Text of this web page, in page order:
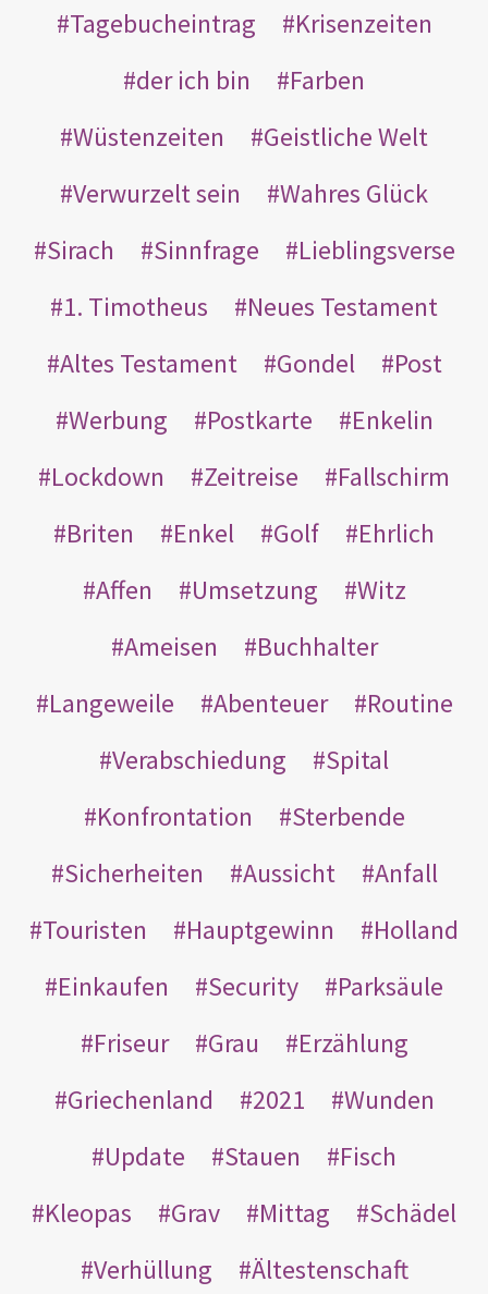
Tagebucheintrag
Krisenzeiten
der ich bin
Farben
Wüstenzeiten
Geistliche Welt
Verwurzelt sein
Wahres Glück
Sirach
Sinnfrage
Lieblingsverse
1. Timotheus
Neues Testament
Altes Testament
Gondel
Post
Werbung
Postkarte
Enkelin
Lockdown
Zeitreise
Fallschirm
Briten
Enkel Golf
Ehrlich
Affen
Umsetzung
Witz
Ameisen
Buchhalter
Langeweile
Abenteuer
Routine
Verabschiedung
Spital
Konfrontation
Sterbende
Sicherheiten
Aussicht
Anfall
Touristen
Hauptgewinn
Holland
Einkaufen
Security
Parksäule
Friseur
Grau
Erzählung
Griechenland
2021
Wunden
Update
Stauen
Fisch
Kleopas
Grav Mittag
Schädel
Verhüllung
Ältestenschaft